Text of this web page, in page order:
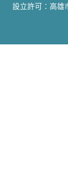
設立許可：高